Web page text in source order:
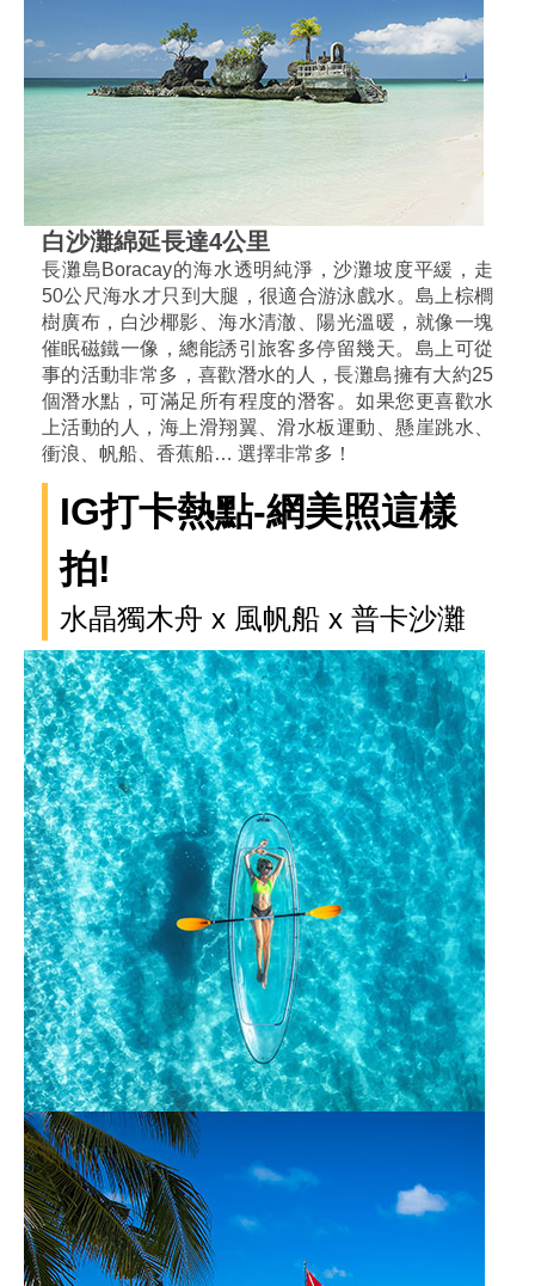
白沙灘綿延長達4公里
長灘島Boracay的海水透明純淨，沙灘坡度平緩，走
50公尺海水才只到大腿，很適合游泳戲水。島上棕櫚
樹廣布，白沙椰影、海水清澈、陽光溫暖，就像一塊
催眠磁鐵一像，總能誘引旅客多停留幾天。島上可從
事的活動非常多，喜歡潛水的人，長灘島擁有大約25
個潛水點，可滿足所有程度的潛客。如果您更喜歡水
上活動的人，海上滑翔翼、滑水板運動、懸崖跳水、
衝浪、帆船、香蕉船… 選擇非常多！
IG打卡熱點-網美照這樣
拍!
水晶獨木舟 x 風帆船 x 普卡沙灘